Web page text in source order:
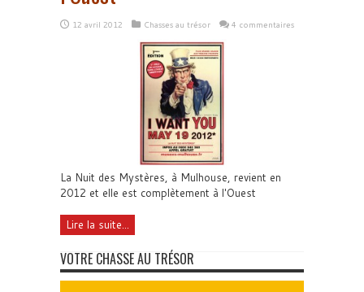
12 avril 2012 Chasses au trésor 4 commentaires
La Nuit des Mystères, à Mulhouse, revient en
2012 et elle est complètement à l'Ouest
Lire la suite...
VOTRE CHASSE AU TRÉSOR